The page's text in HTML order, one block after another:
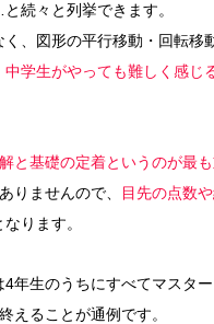
続々と列挙できます。
、図形の平行移動・回転移
中学生がやっても難しく感じ
と基礎の定着というのが最
りませんので、
目先の点数
なります。
生のうちにすべてマスタ
えることが通例です。